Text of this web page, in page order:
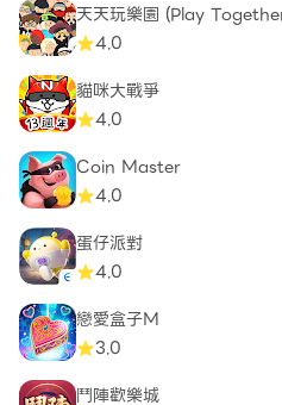
天天玩樂園 (Play
4.0
貓咪大戰爭
4.0
Coin Master
4.0
蛋仔派對
4.0
戀愛盒子M
3.0
鬥陣歡樂城